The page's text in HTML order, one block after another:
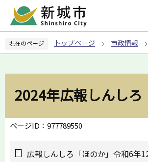
ペ
の
現在のページ トップページ 市政情報
2024年広報しんしろ
ページID：977789550
広報しんしろ「ほのか」令和6年